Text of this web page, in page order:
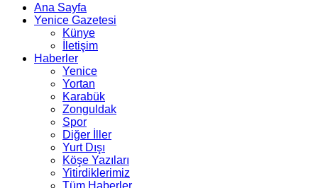
Ana Sayfa
Yenice Gazetesi
Künye
İletişim
Haberler
Yenice
Yortan
Karabük
Zonguldak
Spor
Diğer İller
Yurt Dışı
Köşe Yazıları
Yitirdiklerimiz
Tüm Haberler